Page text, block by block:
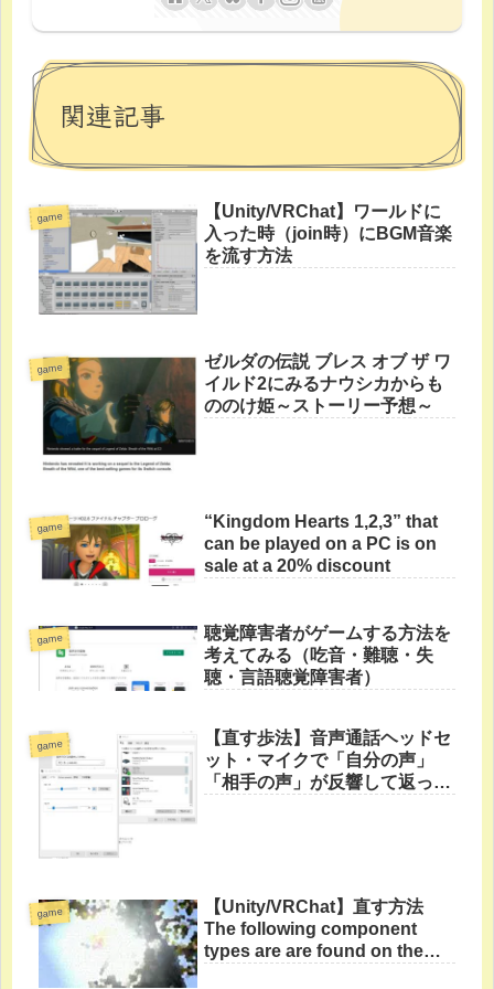
関連記事
game
【Unity/VRChat】ワールドに
入った時（join時）にBGM音楽
を流す方法
game
ゼルダの伝説 ブレス オブ ザ ワ
イルド2にみるナウシカからも
ののけ姫～ストーリー予想～
game
“Kingdom Hearts 1,2,3” that
can be played on a PC is on
sale at a 20% discount
game
聴覚障害者がゲームする方法を
考えてみる（吃音・難聴・失
聴・言語聴覚障害者）
game
【直す歩法】音声通話ヘッドセ
ット・マイクで「自分の声」
「相手の声」が反響して返って
game
【Unity/VRChat】直す方法
The following component
types are are found on the